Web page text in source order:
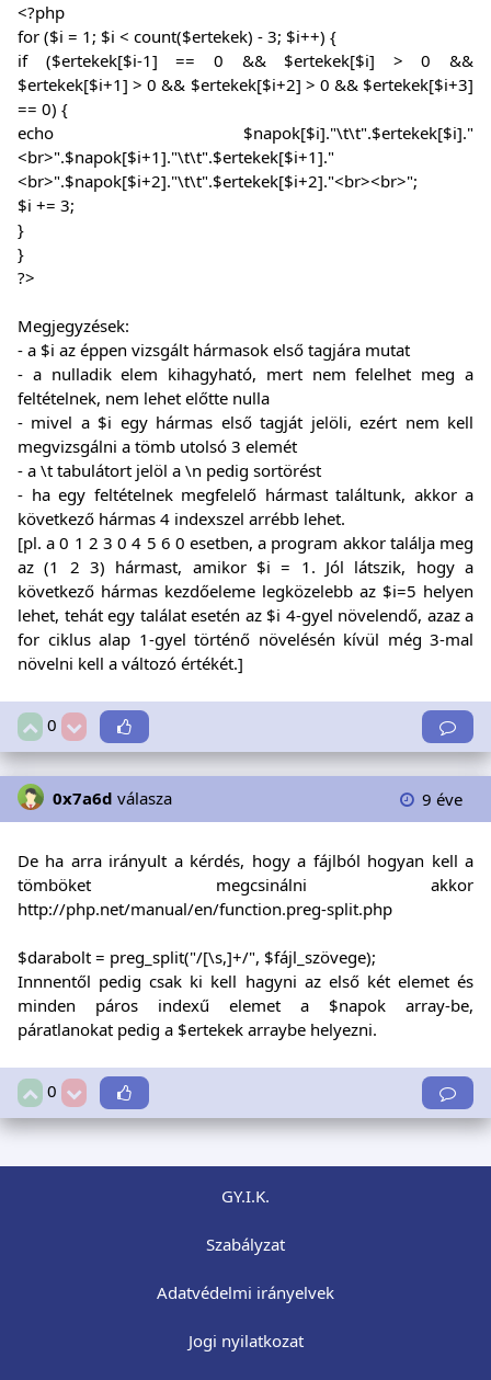
<?php
for ($i = 1; $i < count($ertekek) - 3; $i++) {
if ($ertekek[$i-1] == 0 && $ertekek[$i] > 0 &&
$ertekek[$i+1] > 0 && $ertekek[$i+2] > 0 && $ertekek[$i+3]
== 0) {
echo $napok[$i]."\t\t".$ertekek[$i]."
<br>".$napok[$i+1]."\t\t".$ertekek[$i+1]."
<br>".$napok[$i+2]."\t\t".$ertekek[$i+2]."<br><br>";
$i += 3;
}
}
?>
Megjegyzések:
- a $i az éppen vizsgált hármasok első tagjára mutat
- a nulladik elem kihagyható, mert nem felelhet meg a
feltételnek, nem lehet előtte nulla
- mivel a $i egy hármas első tagját jelöli, ezért nem kell
megvizsgálni a tömb utolsó 3 elemét
- a \t tabulátort jelöl a \n pedig sortörést
- ha egy feltételnek megfelelő hármast találtunk, akkor a
következő hármas 4 indexszel arrébb lehet.
[pl. a 0 1 2 3 0 4 5 6 0 esetben, a program akkor találja meg
az (1 2 3) hármast, amikor $i = 1. Jól látszik, hogy a
következő hármas kezdőeleme legközelebb az $i=5 helyen
lehet, tehát egy találat esetén az $i 4-gyel növelendő, azaz a
for ciklus alap 1-gyel történő növelésén kívül még 3-mal
növelni kell a változó értékét.]
0
0x7a6d válasza 9 éve
De ha arra irányult a kérdés, hogy a fájlból hogyan kell a
tömböket megcsinálni akkor
http://php.net/manual/en/function.preg-split.php
$darabolt = preg_split("/[\s,]+/", $fájl_szövege);
Innnentől pedig csak ki kell hagyni az első két elemet és
minden páros indexű elemet a $napok array-be,
páratlanokat pedig a $ertekek arraybe helyezni.
0
GY.I.K.
Szabályzat
Adatvédelmi irányelvek
Jogi nyilatkozat